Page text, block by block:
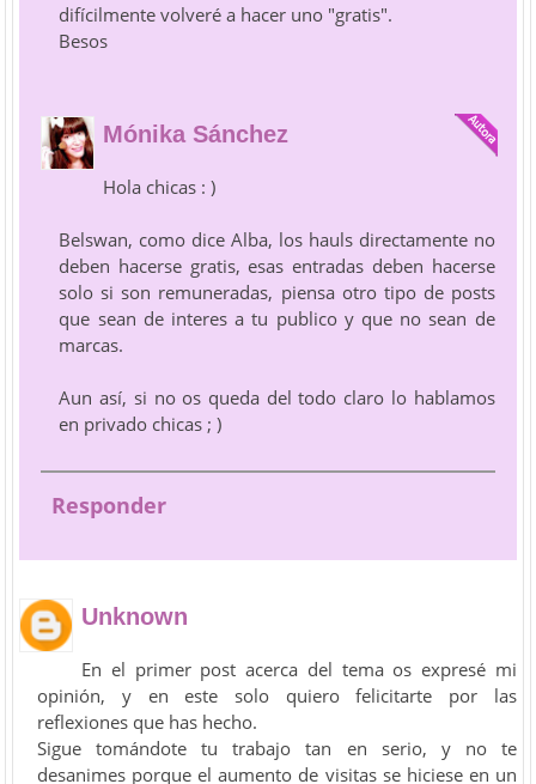
difícilmente volveré a hacer uno "gratis".
Besos
Mónika Sánchez
Hola chicas : )
Belswan, como dice Alba, los hauls directamente no
deben hacerse gratis, esas entradas deben hacerse
solo si son remuneradas, piensa otro tipo de posts
que sean de interes a tu publico y que no sean de
marcas.
Aun así, si no os queda del todo claro lo hablamos
en privado chicas ; )
Responder
Unknown
En el primer post acerca del tema os expresé mi
opinión, y en este solo quiero felicitarte por las
reflexiones que has hecho.
Sigue tomándote tu trabajo tan en serio, y no te
desanimes porque el aumento de visitas se hiciese en un